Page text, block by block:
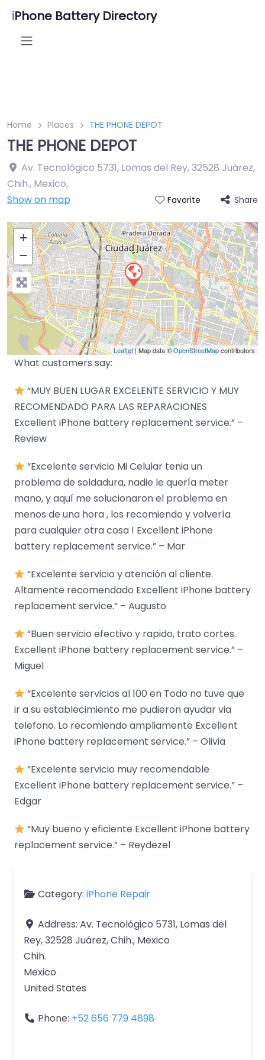
iPhone Battery Directory
Home Places THE PHONE DEPOT
THE PHONE DEPOT
Av. Tecnológico 5731, Lomas del Rey, 32528 Juárez,
Chih., Mexico,
Show on map
Favorite Share
+
−
Leaflet | Map data ©OpenStreetMapcontributors
What customers say:
“MUY BUEN LUGAR EXCELENTE SERVICIO Y MUY
RECOMENDADO PARA LAS REPARACIONES
Excellent iPhone battery replacement service.” –
Review
“Excelente servicio Mi Celular tenia un
problema de soldadura, nadie le quería meter
mano, y aquí me solucionaron el problema en
menos de una hora , los recomiendo y volvería
para cualquier otra cosa ! Excellent iPhone
battery replacement service.” – Mar
“Excelente servicio y atención al cliente.
Altamente recomendado Excellent iPhone battery
replacement service.” – Augusto
“Buen servicio efectivo y rapido, trato cortes.
Excellent iPhone battery replacement service.” –
Miguel
“Excelente servicios al 100 en Todo no tuve que
ir a su establecimiento me pudieron ayudar via
telefono. Lo recomiendo ampliamente Excellent
iPhone battery replacement service.” – Olivia
“Excelente servicio muy recomendable
Excellent iPhone battery replacement service.” –
Edgar
“Muy bueno y eficiente Excellent iPhone battery
replacement service.” – Reydezel
Category: iPhone Repair
Address: Av. Tecnológico 5731, Lomas del
Rey, 32528 Juárez, Chih., Mexico
Chih.
Mexico
United States
Phone: +52 656 779 4898